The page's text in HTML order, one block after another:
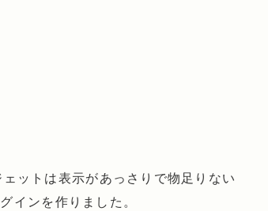
ットは表示があっさりで物足りない
インを作りました。